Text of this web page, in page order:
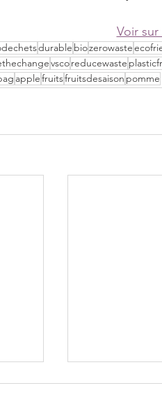
Voir
durable biozerowaste
vscoreducewaste
applefruitsfruitsdesaison pomme